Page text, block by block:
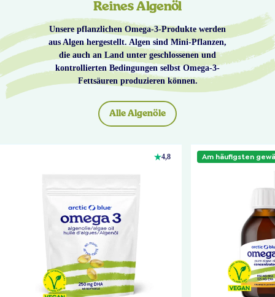
Reines Algenöl
Unsere pflanzlichen Omega-3-Produkte werden
aus Algen hergestellt. Algen sind Mini-Pflanzen,
die auch an Land unter geschlossenen und
kontrollierten Bedingungen selbst Omega-3-
Fettsäuren produzieren können.
Alle Algenöle
4,8 Am häufigsten